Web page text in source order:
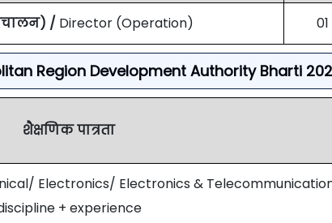
/ Director (Operation) 01
Region Development Authority Bharti
शैक्षणिक पात्रता
Electronics/ Electronics &
+ experience